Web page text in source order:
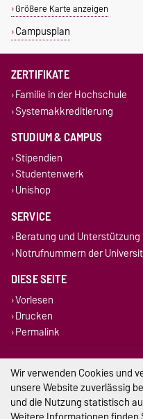
Größere Karte anzeigen
Campusplan
ZERTIFIKATE
Familie in der Hochschule
Systemakkreditierung
STUDIUM & CAMPUS
Stipendien
Studentenwerk
Unishop
SERVICE
Beratung und Unterstützung
Notrufnummern der
DIESE SEITE
Vorlesen
Drucken
Permalink
Wir verwenden Cookies und
unsere Website zuverlässig
und die Nutzung statistisch